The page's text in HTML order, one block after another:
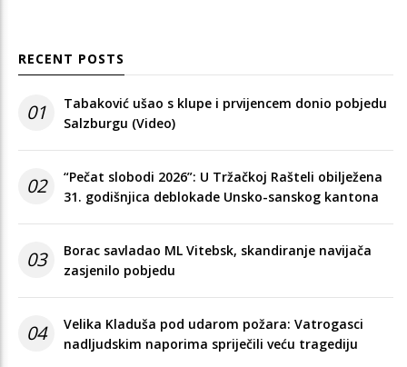
RECENT POSTS
01
Tabaković ušao s klupe i prvijencem donio pobjedu
Salzburgu (Video)
02
“Pečat slobodi 2026”: U Tržačkoj Rašteli obilježena
31. godišnjica deblokade Unsko-sanskog kantona
03
Borac savladao ML Vitebsk, skandiranje navijača
zasjenilo pobjedu
04
Velika Kladuša pod udarom požara: Vatrogasci
nadljudskim naporima spriječili veću tragediju